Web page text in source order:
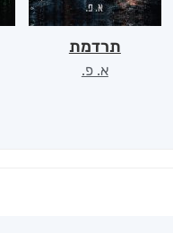
תרדמת
א. פ.